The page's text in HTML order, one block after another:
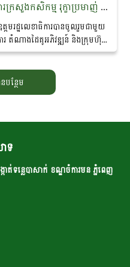
ឯកឧត្តម មាស ពិសិដ្ឋ រដ្ឋលេខាធិការក្រសួងកសិកម្ម រុក្ខាប្រមាញ់ និងនេសាទ បានចូលរួមជាអធិបតីភាពក្នុងពិធីចុះហត្ថលេខាលក់-ទិញផលិតផលកសិកម្មសរីរាង្គ នៅខេត្តព្រះវិហារ
មរដ្ឋលេខាធិការបានចូលរួមជាមួយ
ការ តំណាងដៃគូអភិវឌ្ឍន៍ និងក្រុមហ៊ុន
ន្ថែម
ទ
ត់ទន្លេបាសាក់ ខណ្ឌចំការមន ភ្នំពេញ